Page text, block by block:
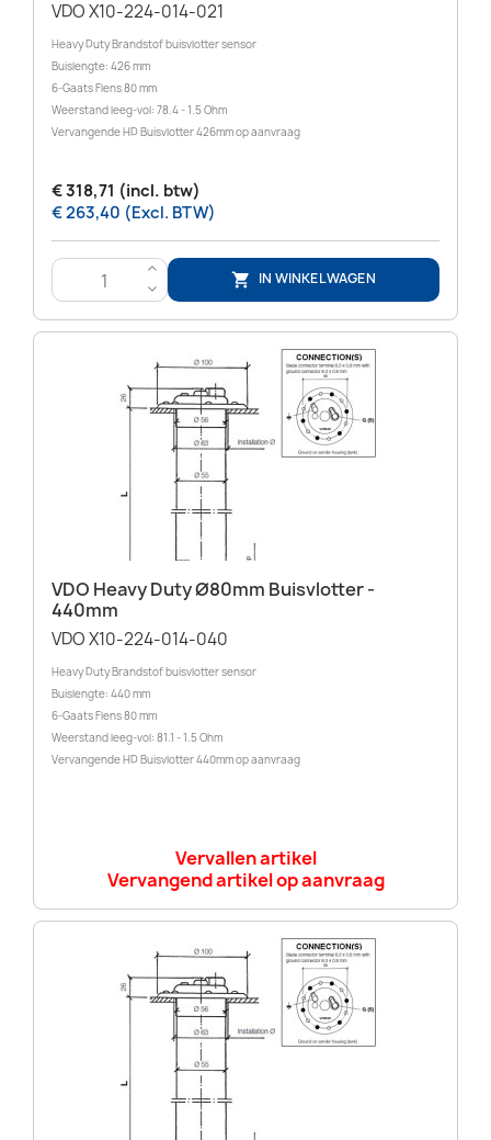
VDO X10-224-014-021
Heavy Duty Brandstof buisvlotter sensor
Buislengte: 426 mm
6-Gaats Flens 80 mm
Weerstand leeg-vol: 78.4 - 1.5 Ohm
Vervangende HD Buisvlotter 426mm op aanvraag
€ 318,71 (incl. btw)
€ 263,40 (Excl. BTW)
>
<
 IN WINKELWAGEN
VDO Heavy Duty Ø80mm Buisvlotter -
440mm
VDO X10-224-014-040
Heavy Duty Brandstof buisvlotter sensor
Buislengte: 440 mm
6-Gaats Flens 80 mm
Weerstand leeg-vol: 81.1 - 1.5 Ohm
Vervangende HD Buisvlotter 440mm op aanvraag
Vervallen artikel
Vervangend artikel op aanvraag